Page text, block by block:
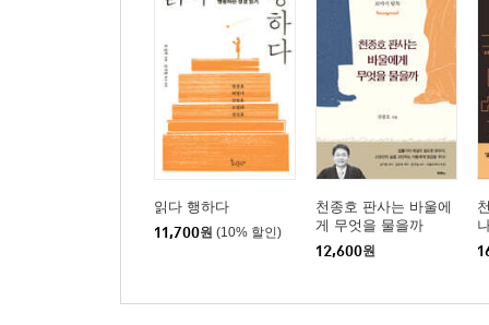
읽다 행하다
11,700원 (10% 할인)
천종호 판사는 바울에
게 무엇을 물을까
12,600원